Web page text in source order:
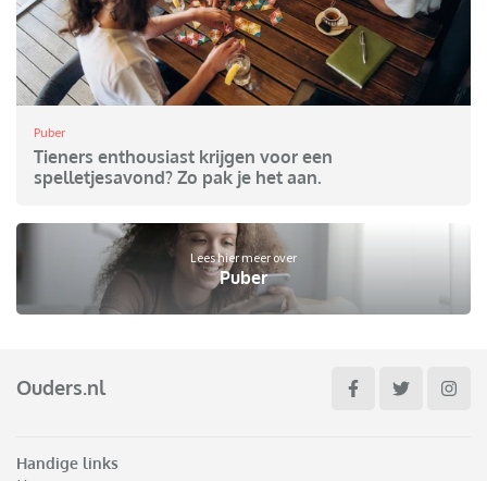
Puber
Tieners enthousiast krijgen voor een
spelletjesavond? Zo pak je het aan.
Lees hier meer over
Puber
Ouders.nl
Handige links